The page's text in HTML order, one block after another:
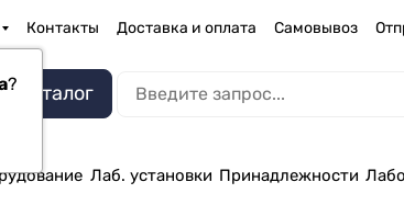
?
Контакты Доставка и оплата Самовывоз
Каталог
Лаб. установки Принадлежности